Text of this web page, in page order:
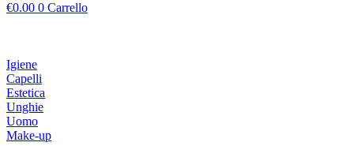
€0.00 0 Carrello
Igiene
Capelli
Estetica
Unghie
Uomo
Make-up